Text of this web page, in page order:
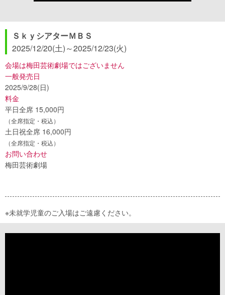
ＳｋｙシアターＭＢＳ
2025/12/20(土)～2025/12/23(火)
会場は梅田芸術劇場ではございません
一般発売日
2025/9/28(日)
料金
平日全席 15,000円
（全席指定・税込）
土日祝全席 16,000円
（全席指定・税込）
お問い合わせ
梅田芸術劇場
※未就学児童のご入場はご遠慮ください。